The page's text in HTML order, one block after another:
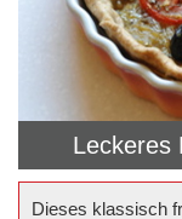
Leckeres
Dieses klassisch